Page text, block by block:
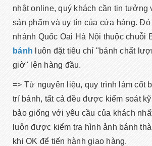
nhật online, quý khách cần tin tưởng
sản phẩm và uy tín của cửa hàng.
nhánh Quốc Oai Hà Nội thuộc chuỗi
bánh luôn đặt tiêu chí "bánh chất
giờ" lên hàng đầu.
=> Từ nguyên liệu, quy trình làm cốt
trí bánh, tất cả đều được kiểm soát
bảo giống với yêu cầu của khách
luôn được kiểm tra hình ảnh bánh
khi OK để tiến hành giao hàng.